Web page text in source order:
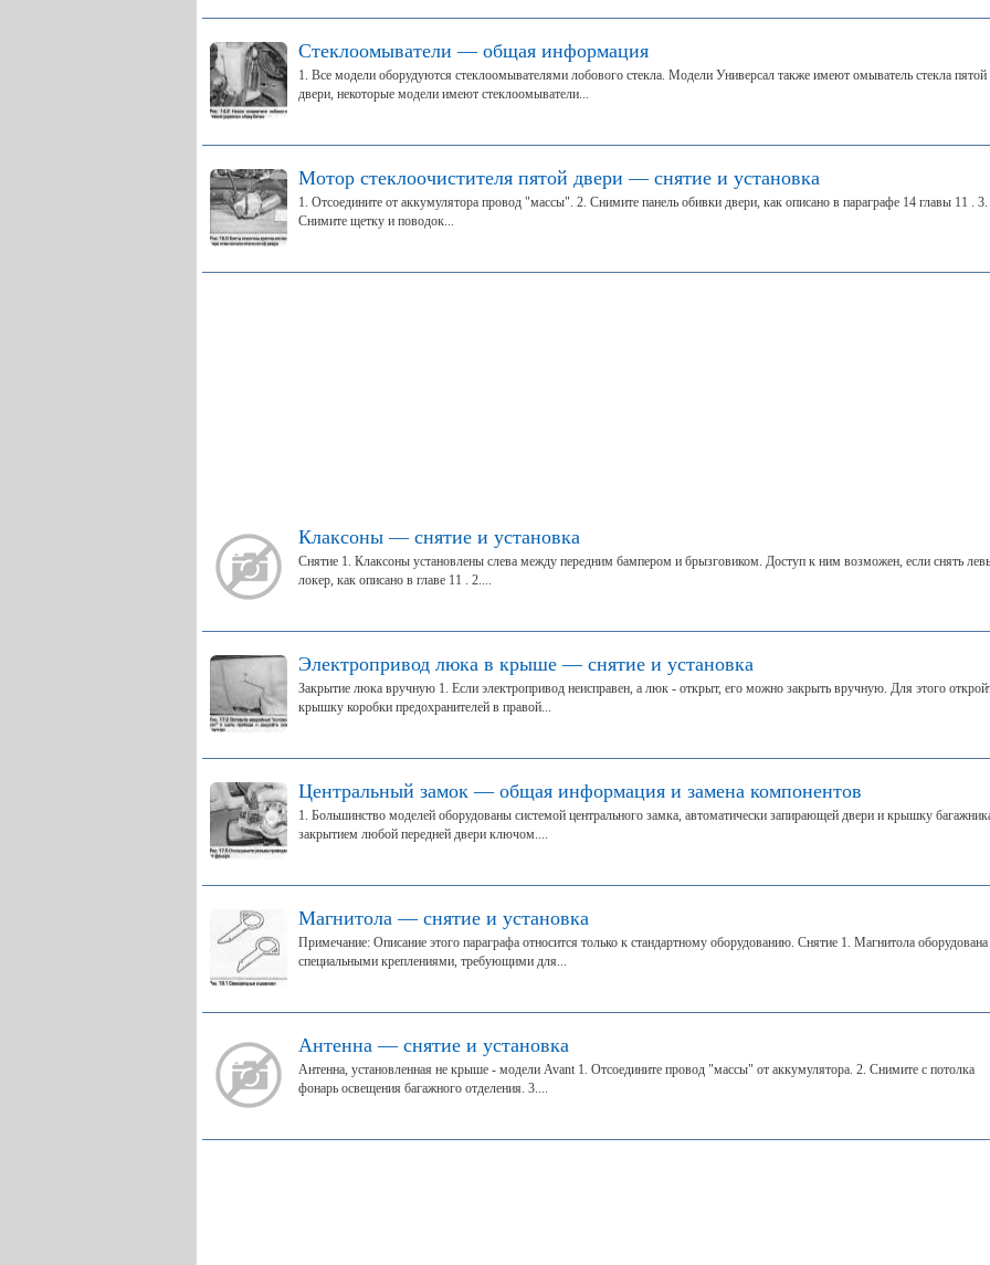
Стеклоомыватели — общая информация
1. Все модели оборудуются стеклоомывателями лобового стекла. Модели Универсал также имеют омыватель стекла пятой
двери, некоторые модели имеют стеклоомыватели...
Мотор стеклоочистителя пятой двери — снятие и установка
1. Отсоедините от аккумулятора провод "массы". 2. Снимите панель обивки двери, как описано в параграфе 14 главы 11 . 3.
Снимите щетку и поводок...
Клаксоны — снятие и установка
Снятие 1. Клаксоны установлены слева между передним бампером и брызговиком. Доступ к ним возможен, если снять
локер, как описано в главе 11 . 2....
Электропривод люка в крыше — снятие и установка
Закрытие люка вручную 1. Если электропривод неисправен, а люк - открыт, его можно закрыть вручную. Для этого
крышку коробки предохранителей в правой...
Центральный замок — общая информация и замена компонентов
1. Большинство моделей оборудованы системой центрального замка, автоматически запирающей двери и крышку
закрытием любой передней двери ключом....
Магнитола — снятие и установка
Примечание: Описание этого параграфа относится только к стандартному оборудованию. Снятие 1. Магнитола оборудована
специальными креплениями, требующими для...
Антенна — снятие и установка
Антенна, установленная не крыше - модели Avant 1. Отсоедините провод "массы" от аккумулятора. 2. Снимите с потолка
фонарь освещения багажного отделения. 3....